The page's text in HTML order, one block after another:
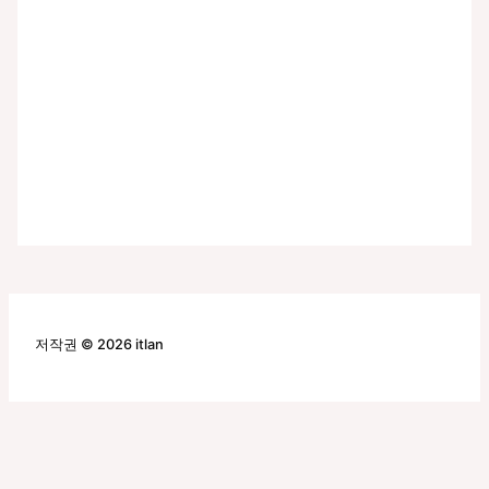
저작권 © 2026 itlan